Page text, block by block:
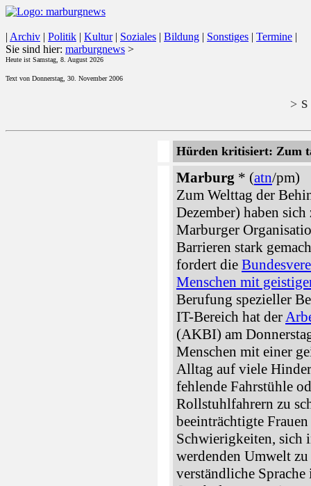
| Archiv | Politik | Kultur| Soziales | Bildung | Sonstiges | Termine |
Sie sind hier: marburgnews >
Heute ist Samstag, 8. August 2026
Text von Donnerstag, 30. November 2006
>s
Hürden kritisiert: Zum
Marburg * (atn/pm)
Zum Welttag der
Dezember) haben
Marburger
Barrieren stark
fordert die
Menschen mit
Berufung spezieller
IT-Bereich hat der
(AKBI) am
Menschen mit einer
Alltag auf viele
fehlende Fahrstühle
Rollstuhlfahrern zu
beeinträchtigte
Schwierigkeiten, sich
werdenden Umwelt
verständliche